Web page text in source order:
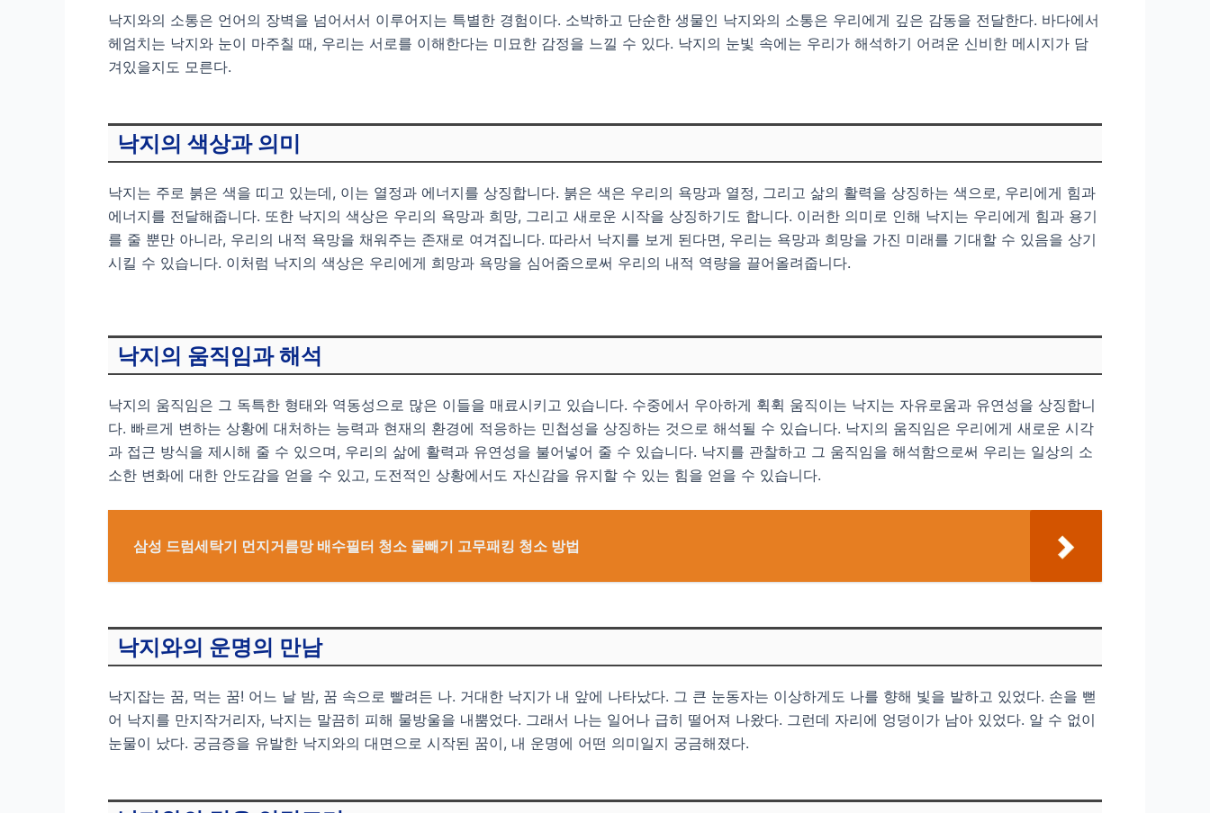
낙지와의 소통은 언어의 장벽을 넘어서서 이루어지는 특별한 경험이다. 소박하고 단순한 생물인 낙지와의 소통은 우리에게 깊은 감동을 전달한다. 바다에서
헤엄치는 낙지와 눈이 마주칠 때, 우리는 서로를 이해한다는 미묘한 감정을 느낄 수 있다. 낙지의 눈빛 속에는 우리가 해석하기 어려운 신비한 메시지가 담
겨있을지도 모른다.
낙지의 색상과 의미
낙지는 주로 붉은 색을 띠고 있는데, 이는 열정과 에너지를 상징합니다. 붉은 색은 우리의 욕망과 열정, 그리고 삶의 활력을 상징하는 색으로, 우리에게 힘과
에너지를 전달해줍니다. 또한 낙지의 색상은 우리의 욕망과 희망, 그리고 새로운 시작을 상징하기도 합니다. 이러한 의미로 인해 낙지는 우리에게 힘과 용기
를 줄 뿐만 아니라, 우리의 내적 욕망을 채워주는 존재로 여겨집니다. 따라서 낙지를 보게 된다면, 우리는 욕망과 희망을 가진 미래를 기대할 수 있음을 상기
시킬 수 있습니다. 이처럼 낙지의 색상은 우리에게 희망과 욕망을 심어줌으로써 우리의 내적 역량을 끌어올려줍니다.
낙지의 움직임과 해석
낙지의 움직임은 그 독특한 형태와 역동성으로 많은 이들을 매료시키고 있습니다. 수중에서 우아하게 휙휙 움직이는 낙지는 자유로움과 유연성을 상징합니
다. 빠르게 변하는 상황에 대처하는 능력과 현재의 환경에 적응하는 민첩성을 상징하는 것으로 해석될 수 있습니다. 낙지의 움직임은 우리에게 새로운 시각
과 접근 방식을 제시해 줄 수 있으며, 우리의 삶에 활력과 유연성을 불어넣어 줄 수 있습니다. 낙지를 관찰하고 그 움직임을 해석함으로써 우리는 일상의 소
소한 변화에 대한 안도감을 얻을 수 있고, 도전적인 상황에서도 자신감을 유지할 수 있는 힘을 얻을 수 있습니다.
삼성 드럼세탁기 먼지거름망 배수필터 청소 물빼기 고무패킹 청소 방법
낙지와의 운명의 만남
낙지잡는 꿈, 먹는 꿈! 어느 날 밤, 꿈 속으로 빨려든 나. 거대한 낙지가 내 앞에 나타났다. 그 큰 눈동자는 이상하게도 나를 향해 빛을 발하고 있었다. 손을 뻗
어 낙지를 만지작거리자, 낙지는 말끔히 피해 물방울을 내뿜었다. 그래서 나는 일어나 급히 떨어져 나왔다. 그런데 자리에 엉덩이가 남아 있었다. 알 수 없이
눈물이 났다. 궁금증을 유발한 낙지와의 대면으로 시작된 꿈이, 내 운명에 어떤 의미일지 궁금해졌다.